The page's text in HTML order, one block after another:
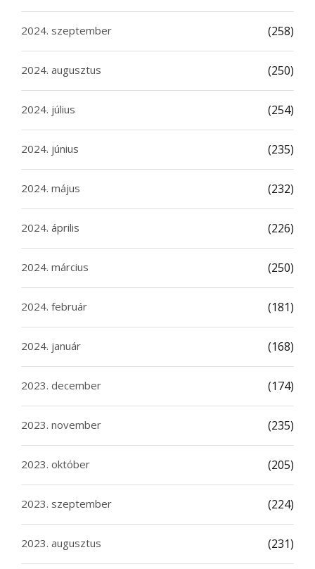
2024. szeptember (258)
2024. augusztus (250)
2024. július (254)
2024. június (235)
2024. május (232)
2024. április (226)
2024. március (250)
2024. február (181)
2024. január (168)
2023. december (174)
2023. november (235)
2023. október (205)
2023. szeptember (224)
2023. augusztus (231)